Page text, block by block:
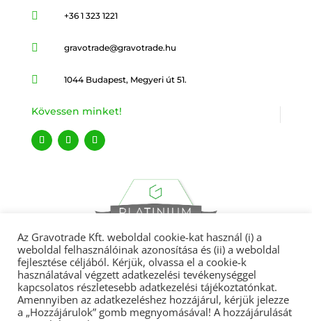
 +36 1 323 1221
 gravotrade@gravotrade.hu
 1044 Budapest, Megyeri út 51.
Kövessen minket!
Gravotrade 2022 © Minden jog fenntartva.
Az Gravotrade Kft. weboldal cookie-kat használ (i) a
weboldal felhasználóinak azonosítása és (ii) a weboldal
fejlesztése céljából. Kérjük, olvassa el a cookie-k
használatával végzett adatkezelési tevékenységgel
kapcsolatos részletesebb adatkezelési tájékoztatónkat.
Amennyiben az adatkezeléshez hozzájárul, kérjük jelezze
a „Hozzájárulok” gomb megnyomásával! A hozzájárulását